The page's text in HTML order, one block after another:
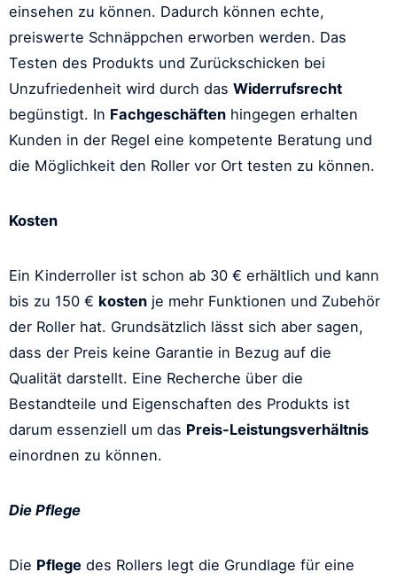
einsehen zu können. Dadurch können echte,
preiswerte Schnäppchen erworben werden. Das
Testen des Produkts und Zurückschicken bei
Unzufriedenheit wird durch das Widerrufsrecht
begünstigt. In Fachgeschäften hingegen erhalten
Kunden in der Regel eine kompetente Beratung und
die Möglichkeit den Roller vor Ort testen zu können.
Kosten
Ein Kinderroller ist schon ab 30 € erhältlich und kann
bis zu 150 € kosten je mehr Funktionen und Zubehör
der Roller hat. Grundsätzlich lässt sich aber sagen,
dass der Preis keine Garantie in Bezug auf die
Qualität darstellt. Eine Recherche über die
Bestandteile und Eigenschaften des Produkts ist
darum essenziell um das Preis-Leistungsverhältnis
einordnen zu können.
Die Pflege
Die Pflege des Rollers legt die Grundlage für eine